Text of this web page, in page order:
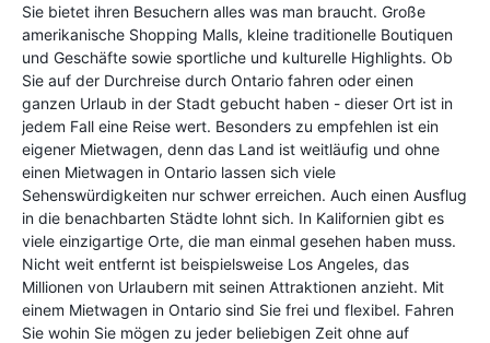
Sie bietet ihren Besuchern alles was man braucht. Große
amerikanische Shopping Malls, kleine traditionelle Boutiquen
und Geschäfte sowie sportliche und kulturelle Highlights. Ob
Sie auf der Durchreise durch Ontario fahren oder einen
ganzen Urlaub in der Stadt gebucht haben - dieser Ort ist in
jedem Fall eine Reise wert. Besonders zu empfehlen ist ein
eigener Mietwagen, denn das Land ist weitläufig und ohne
einen Mietwagen in Ontario lassen sich viele
Sehenswürdigkeiten nur schwer erreichen. Auch einen Ausflug
in die benachbarten Städte lohnt sich. In Kalifornien gibt es
viele einzigartige Orte, die man einmal gesehen haben muss.
Nicht weit entfernt ist beispielsweise Los Angeles, das
Millionen von Urlaubern mit seinen Attraktionen anzieht. Mit
einem Mietwagen in Ontario sind Sie frei und flexibel. Fahren
Sie wohin Sie mögen zu jeder beliebigen Zeit ohne auf